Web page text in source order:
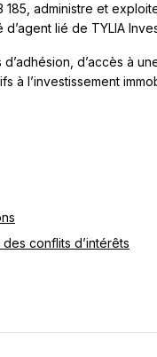
185, administre et
lié de TYLIA
d’accès à
à l’investissement
conflits d’intérêts